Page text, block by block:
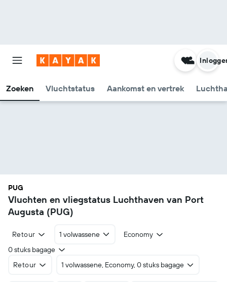
Zoeken Vluchtstatus Aankomst en vertrek
PUG
Vluchten en vliegstatus Luchthaven van Port
Augusta (PUG)
Retour 1 volwassene
Economy
0 stuks bagage
Retour
1 volwassene, Economy, 0 stuks bagage